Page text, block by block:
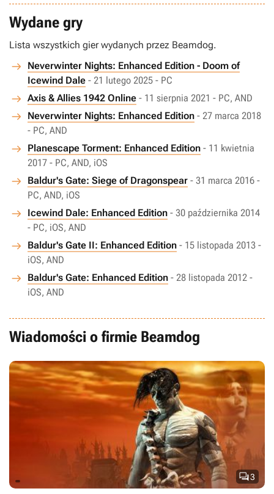
Wydane gry
Lista wszystkich gier wydanych przez Beamdog.
Neverwinter Nights: Enhanced Edition - Doom of
Icewind Dale - 21 lutego 2025 - PC
Axis & Allies 1942 Online - 11 sierpnia 2021 - PC, AND
Neverwinter Nights: Enhanced Edition - 27 marca 2018
- PC, AND
Planescape Torment: Enhanced Edition - 11 kwietnia
2017 - PC, AND, iOS
Baldur's Gate: Siege of Dragonspear - 31 marca 2016 -
PC, AND, iOS
Icewind Dale: Enhanced Edition - 30 października 2014
- PC, iOS, AND
Baldur's Gate II: Enhanced Edition - 15 listopada 2013 -
iOS, AND
Baldur's Gate: Enhanced Edition - 28 listopada 2012 -
iOS, AND
Wiadomości o firmie Beamdog
3